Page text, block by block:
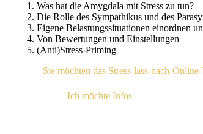
Was hat die Amygdala mit Stress zu tun?
Die Rolle des Sympathikus und des
Eigene Belastungssituationen einordnen
Von Bewertungen und Einstellungen
(Anti)Stress-Priming
Sie möchten das Stress-lass-nach-
Ich möchte Infos